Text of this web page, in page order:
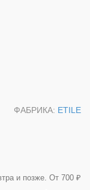
ФАБРИКА: ETILE
и позже. От 700 ₽